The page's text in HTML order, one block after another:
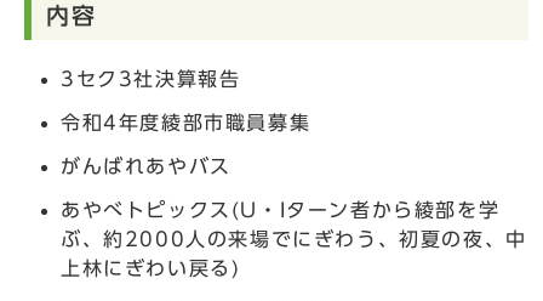
内容
3セク3社決算報告
令和4年度綾部市職員募集
がんばれあやバス
あやべトピックス(U・Iターン者から綾部を学
ぶ、約2000人の来場でにぎわう、初夏の夜、中
上林にぎわい戻る)